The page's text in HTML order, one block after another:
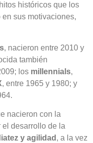
históricos que los
sus motivaciones,
, nacieron entre 2010 y
también
los millennials,
, entre 1965 y 1980; y
nacieron con la
desarrollo de la
y agilidad , a la vez